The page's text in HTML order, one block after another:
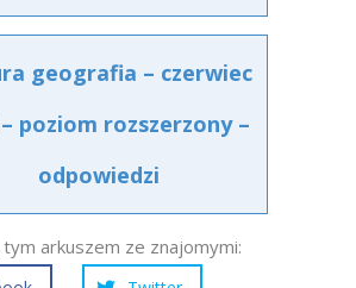
geografia – czerwiec
– poziom rozszerzony –
odpowiedzi
arkuszem ze znajomymi: